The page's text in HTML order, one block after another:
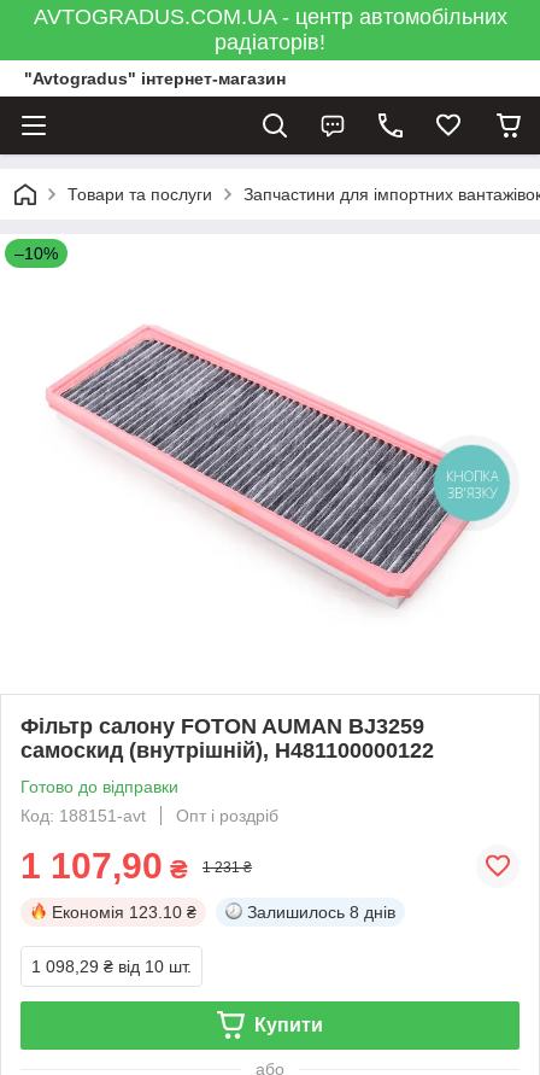
AVTOGRADUS.COM.UA - центр автомобільних
радіаторів!
"Avtogradus" інтернет-магазин
Товари та послуги Запчастини для імпортних
–10%
Фільтр салону FOTON AUMAN BJ3259
самоскид (внутрішній), H481100000122
Готово до відправки
Код: 188151-avt
Опт і роздріб
1 107,90 ₴ 1 231 ₴
Економія 123.10 ₴ Залишилось 8 днів
1 098,29 ₴ від 10 шт.
Купити
або
КНОПКА
ЗВ'ЯЗКУ